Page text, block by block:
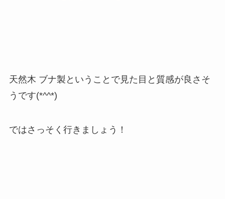
天然木 ブナ製ということで見た目と質感が良さそ
うです(*^^*)
ではさっそく行きましょう！